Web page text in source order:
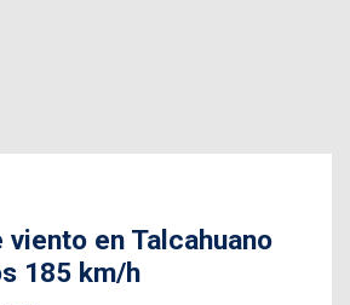
viento en Talcahuano
185 km/h